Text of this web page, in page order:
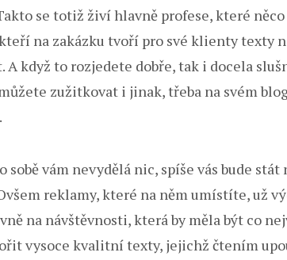
se totiž živí hlavně profese, které
na zakázku tvoří pro své klienty texty
A když to rozjedete dobře, tak i docela
zužitkovat i jinak, třeba na svém
sobě vám nevydělá nic, spíše vás bude
reklamy, které na něm umístíte, už
na návštěvnosti, která by měla být co
vysoce kvalitní texty, jejichž čtením